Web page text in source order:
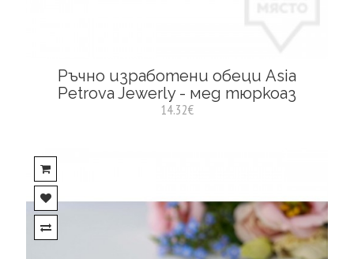
Ръчно изработени обеци Asia
Petrova Jewerly - мед тюркоаз
14.32€